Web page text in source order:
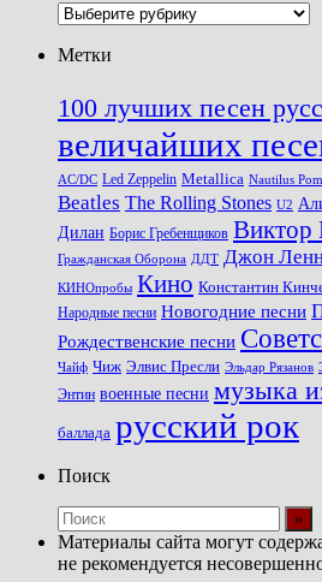
Рубрики
Метки
100 лучших песен
величайших
AC/DC Led Zeppelin Metallica Nautilus
Beatles The Rolling Stones U2
Дилан Борис Гребенщиков Виктор
Гражданская Оборона ДДТ Джон
КИНОпробы Кино Константин
Народные песни Новогодние песни
Рождественские песни
Чайф Чиж Элвис Пресли Эльдар Рязанов
Энтин военные песни музыка
баллада русский рок
Поиск
Материалы сайта могут
не рекомендуется